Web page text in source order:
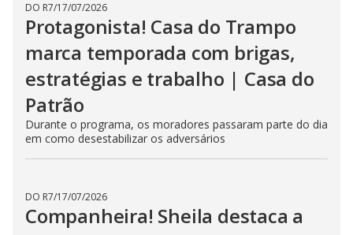
DO R7/17/07/2026
Protagonista! Casa do Trampo
marca temporada com brigas,
estratégias e trabalho | Casa do
Patrão
Durante o programa, os moradores passaram parte do dia
em como desestabilizar os adversários
DO R7/17/07/2026
Companheira! Sheila destaca a